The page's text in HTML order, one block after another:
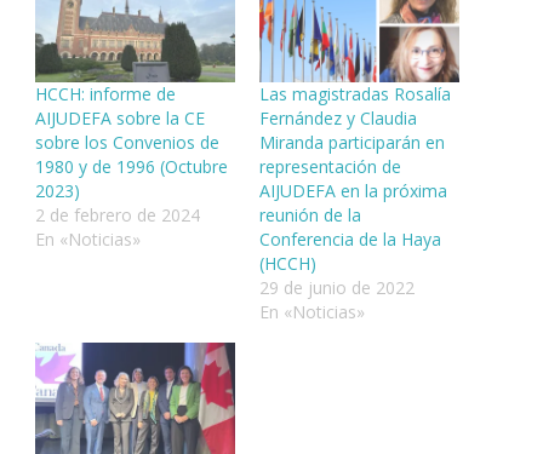
HCCH: informe de
AIJUDEFA sobre la CE
sobre los Convenios de
1980 y de 1996 (Octubre
2023)
2 de febrero de 2024
En «Noticias»
Las magistradas Rosalía
Fernández y Claudia
Miranda participarán en
representación de
AIJUDEFA en la próxima
reunión de la
Conferencia de la Haya
(HCCH)
29 de junio de 2022
En «Noticias»